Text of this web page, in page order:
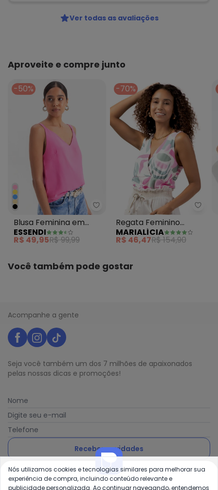
Ver todas as avaliações
Aproveite e compre junto
-50%
Essendi - Blusa Feminina em
Blusa Feminina em
Tecido Rosa
ESSENDI
R$ 49,95R$ 99,99
-70%
Regata Feminino
Adulto Rosa
MARIALÍCIA
R$ 46,47R$ 154,90
Você também pode gostar
Acompanhe a gente
Seja você também um dos 7 milhões de apaixonados
pelas nossas dicas e promoções!
Nome
Digite seu e-mail
Telefone
Receber novidades
Ao enviar o cadastro, você concorda com a nossa Política
de Privacidade
Nós utilizamos cookies e tecnologias similares para melhorar sua
experiência de compra, incluindo conteúdo relevante e
publicidade personalizada. Ao continuar navegando, entendemos